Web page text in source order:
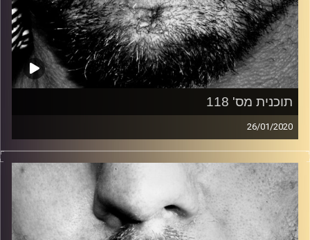
תוכנית מס' 118
26/01/2020
זיפים, מוזיקה מחוספסת של הופעות חיות. הרבה ג'אם, רוק,
בלוז, bluegrass, ג'אז, Fאנק, פרוגרסיב ואפילו אלקטרוניקה.
כל מה שחי, אמיתי ונושם.
עם שמוליק רגב.
קרדיט תמונות: David Goehring